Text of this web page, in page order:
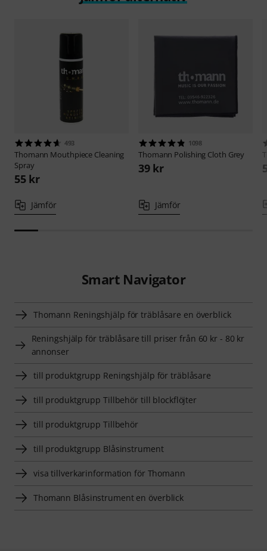
493
Thomann Mouthpiece Cleaning
Spray
55 kr
Jämför
1098
Thomann Polishing Cloth Grey
39 kr
Jämför
Smart Navigator
Thomann Reningshjälp för träblåsare en överblick
Reningshjälp för träblåsare till priser från 60 kr - 80 kr
annonser
till produktgrupp Reningshjälp för träblåsare
till produktgrupp Tillbehör till blockflöjter
till produktgrupp Tillbehör
till produktgrupp Blåsinstrument
visa tillverkarinformation för Thomann
Thomann Blåsinstrument en överblick